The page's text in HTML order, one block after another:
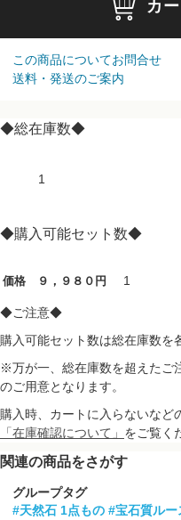
カ
この商品についてお問合せ
送料・発送のご案内
◆総在庫数◆
1
◆購入可能セット数◆
価格 ９，９８０円 1
◆ご注意◆
購入可能セット数は総在庫数を
※万が一、総在庫数を超えたご
のご用意となります。
購入時、カートに入らないなど
「在庫確認について」 をご覧く
関連の商品をさがす
グループタグ
#天然石 1点もの #宝石質ルー